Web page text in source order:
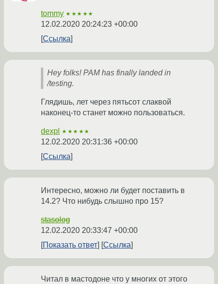
tommy ★★★★★
12.02.2020 20:24:23 +00:00
Ссылка
Hey folks! PAM has finally landed in
/testing.
Глядишь, лет через пятьсот слаквой
наконец-то станет можно пользоваться.
dexpl ★★★★★
12.02.2020 20:31:36 +00:00
Ссылка
Интересно, можно ли будет поставить в
14.2? Что нибудь слышно про 15?
stasolog
12.02.2020 20:33:47 +00:00
Показать ответ
Ссылка
Читал в мастодоне что у многих от этого